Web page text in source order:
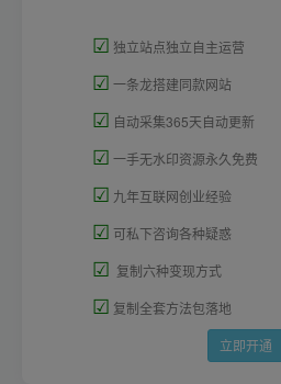
☑ 独立站点独立自主运营
☑ 一条龙搭建同款网站
☑ 自动采集365天自动更新
☑ 一手无水印资源永久免费
☑ 九年互联网创业经验
☑ 可私下咨询各种疑惑
☑ 复制六种变现方式
☑ 复制全套方法包落地
立即开通